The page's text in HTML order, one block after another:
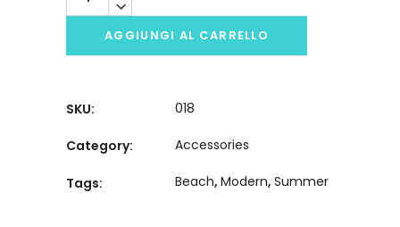
AGGIUNGI AL CARRELLO
SKU: 018
Category: Accessories
Tags: Beach, Modern, Summer